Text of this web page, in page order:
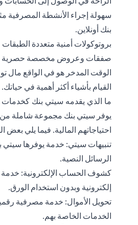
سهولة إجراء الأنشطة
بنك أونلاين.
بروتوكولات أمنية متعددة
صفقات وعروض مخصصة حصرية
الوقت المدخر هو في الواقع مال
القيام بأشياء أكثر أهمية في حياتك.
ما الذي يقدمه سيتي بنك
يوفر سيتي بنك مجموعة شاملة من
احتياجاتهم المالية. فيما يلي
تنبيهات سيتي: خدمة يوفرها سيتي
الرسائل النصية.
كشوف الحساب الإلكترونية:
إلكترونية وبدون استخدام الورق.
تحويل الأموال: خدمة مصرفية
الخدمات الخاصة بهم.